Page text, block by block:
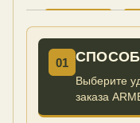
01
Выберите
заказа